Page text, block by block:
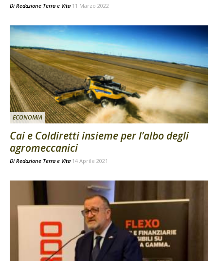
Di Redazione Terra e Vita 11 Marzo 2022
ECONOMIA
Cai e Coldiretti insieme per l’albo degli
agromeccanici
Di Redazione Terra e Vita 14 Aprile 2021